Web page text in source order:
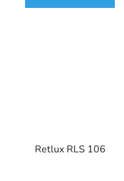
Retlux RLS 106